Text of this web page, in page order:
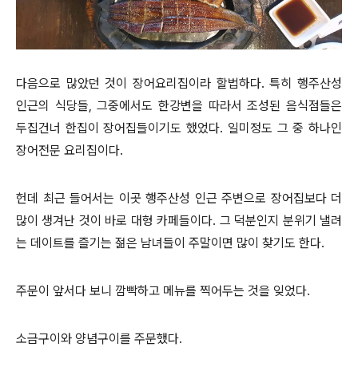
다음으로 많았던 것이 장어요리집이라 할법하다. 특히 행주산성
인근의 식당들, 그중에서도 한강변을 따라서 조성된 음식점들은
두집건너 한집이 장어집들이기도 했었다. 일미정도 그 중 하나인
장어전문 요리집이다.
헌데 최근 들어서는 이곳 행주산성 인근 주변으로 장어집보다 더
많이 생겨난 것이 바로 대형 카페들이다. 그 덕분인지 분위기 낼려
는 데이트를 즐기는 젊은 남녀들이 주말이면 많이 찾기도 한다.
주문이 앞서다 보니 깜빡하고 메뉴를 찍어두는 것을 잊었다.
소금구이와 양념구이를 주문했다.